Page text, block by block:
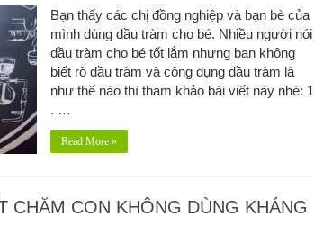
Bạn thấy các chị đồng nghiệp và bạn bè của
mình dùng dầu tràm cho bé. Nhiều người nói
dầu tràm cho bé tốt lắm nhưng bạn không
biết rõ dầu tràm và công dụng dầu tràm là
như thế nào thì tham khảo bài viết này nhé: 1
. …
Read More »
CHĂM CON KHÔNG DÙNG KHÁNG